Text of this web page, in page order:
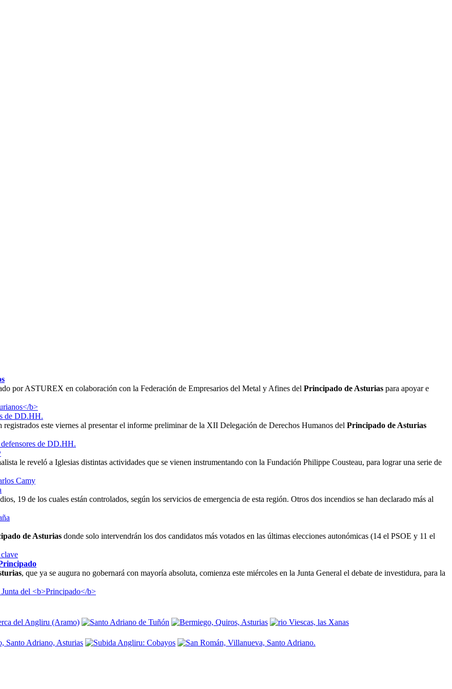
por ASTUREX en colaboración con la Federación de Empresarios del Metal y Afines del Principado de Asturias para apoyar e
de DD.HH.
este viernes al presentar el informe preliminar de la XII Delegación de Derechos Humanos del Principado de Asturias
le reveló a Iglesias distintas actividades que se vienen instrumentando con la Fundación Philippe Cousteau, para lograr una serie de
19 de los cuales están controlados, según los servicios de emergencia de esta región. Otros dos incendios se han declarado más al
de Asturias donde solo intervendrán los dos candidatos más votados en las últimas elecciones autonómicas (14 el PSOE y 11 el
, que ya se augura no gobernará con mayoría absoluta, comienza este miércoles en la Junta General el debate de investidura, para la